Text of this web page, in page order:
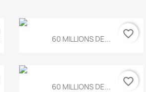
Aperçu rapide
60 MILLIONS DE... favorite_border
Aperçu rapide
60 MILLIONS DE... favorite_border